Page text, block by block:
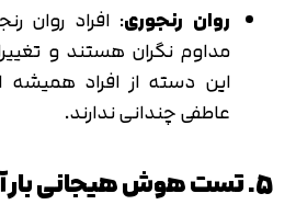
روان رنجوری: افراد روان
مداوم نگران هستند و
این دسته از افراد همیشه
عاطفی چندانی ندارند.
5. تست هوش هیجانی بار آن (Bar-On)